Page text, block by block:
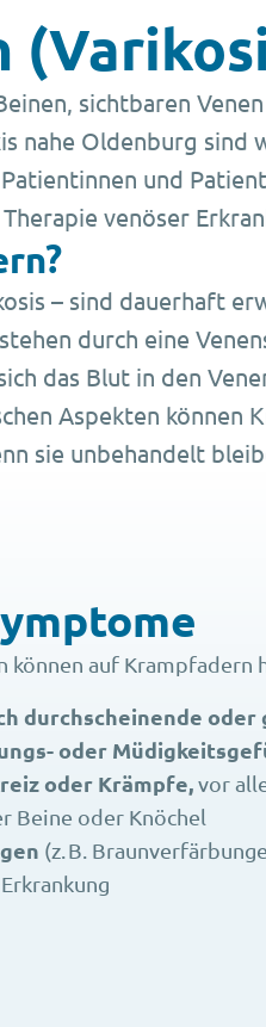
sichtbaren
nahe Oldenburg
und
venöser
– sind dauerhaft
durch eine
das Blut in den
Aspekten können
sie unbehandelt
können auf Krampfadern
durchscheinende
oder
oder Krämpfe,vor
Beine oder Knöchel
(z. B.